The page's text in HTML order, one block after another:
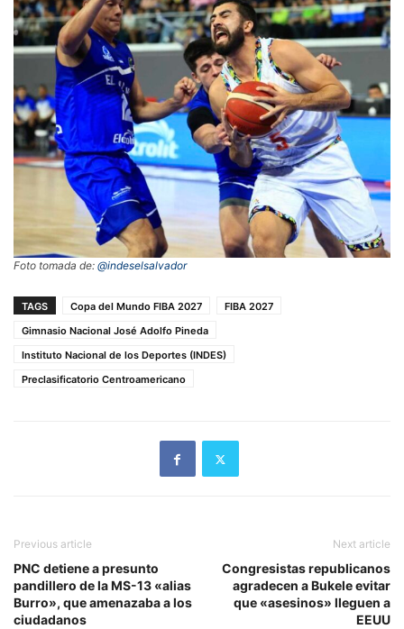
Foto tomada de: @indeselsalvador
TAGS Copa del Mundo FIBA 2027
FIBA 2027
Gimnasio Nacional José Adolfo Pineda
Instituto Nacional de los Deportes (INDES)
Preclasificatorio Centroamericano
Previous article
PNC detiene a presunto
pandillero de la MS-13 «alias
Burro», que amenazaba a los
ciudadanos
Next article
Congresistas republicanos
agradecen a Bukele evitar
que «asesinos» lleguen a
EEUU